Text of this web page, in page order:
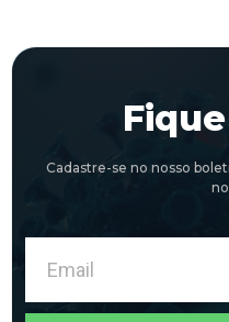
Cadastre-se no nosso